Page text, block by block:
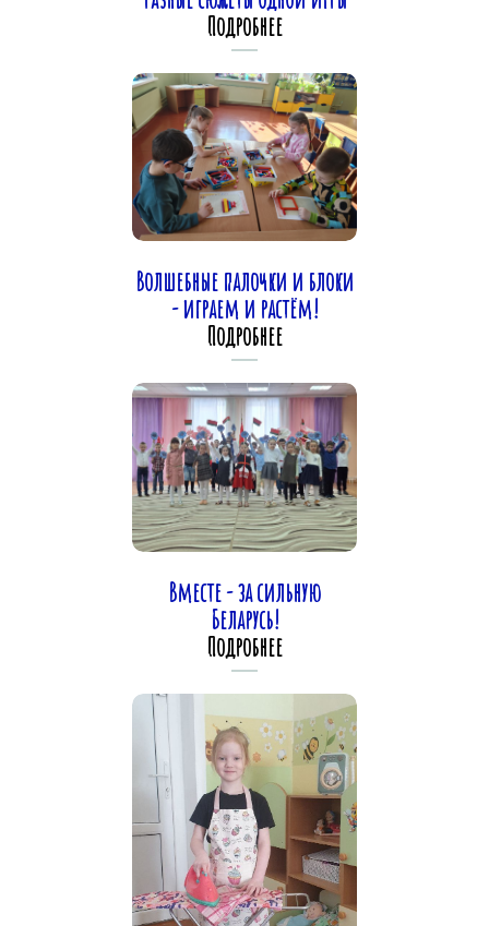
Подробнее
Волшебные палочки и блоки
- играем и растём!
Подробнее
Вместе - за сильную
Беларусь!
Подробнее